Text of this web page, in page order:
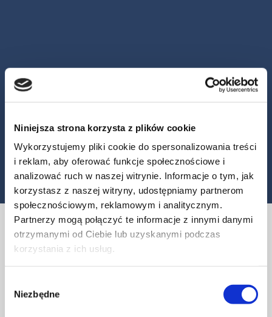
Niniejsza strona korzysta z plików cookie
Wykorzystujemy pliki cookie do spersonalizowania treści
i reklam, aby oferować funkcje społecznościowe i
analizować ruch w naszej witrynie. Informacje o tym, jak
korzystasz z naszej witryny, udostępniamy partnerom
społecznościowym, reklamowym i analitycznym.
Partnerzy mogą połączyć te informacje z innymi danymi
otrzymanymi od Ciebie lub uzyskanymi podczas
korzystania z ich usług.
zgody
Niezbędne
Karabińczyki, Klamerki,
Uchwyty GSM, Szekle,